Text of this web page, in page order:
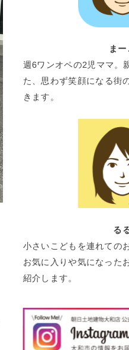
まー
週6ワンオペの2児ママ。
た、思わず笑顔になる街
きます。
る
小さいこどもを連れての
お気に入りや気になった
紹介します。